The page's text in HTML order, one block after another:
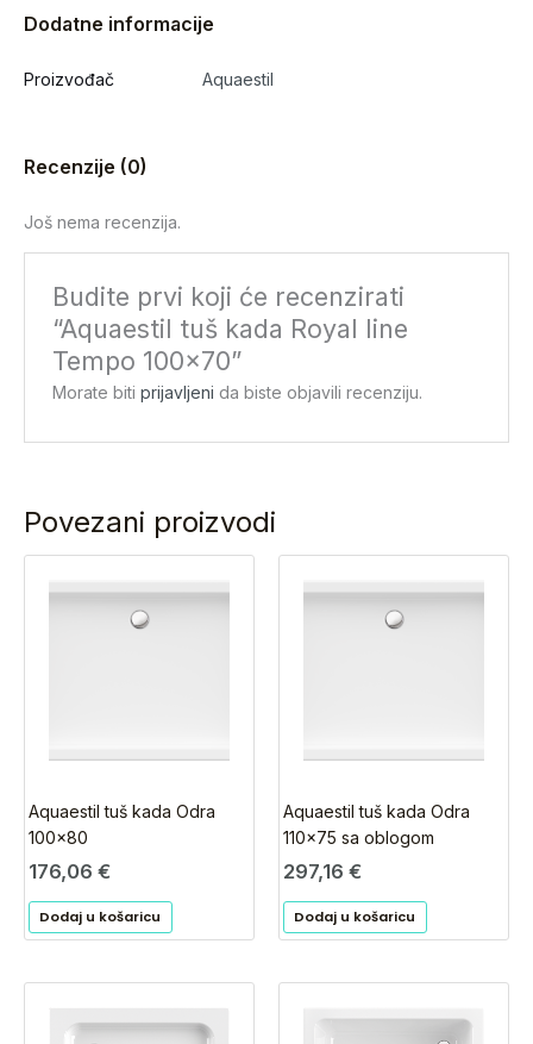
Dodatne informacije
Proizvođač Aquaestil
Recenzije (0)
Još nema recenzija.
Budite prvi koji će recenzirati
“Aquaestil tuš kada Royal line
Tempo 100×70”
Morate bitiprijavljeni da biste objavili recenziju.
Povezani proizvodi
Aquaestil tuš kada Odra
100×80
176,06 €
Dodaj u košaricu
Aquaestil tuš kada Odra
110×75 sa oblogom
297,16 €
Dodaj u košaricu